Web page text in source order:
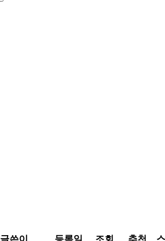
글쓴이 등록일 조회 추천